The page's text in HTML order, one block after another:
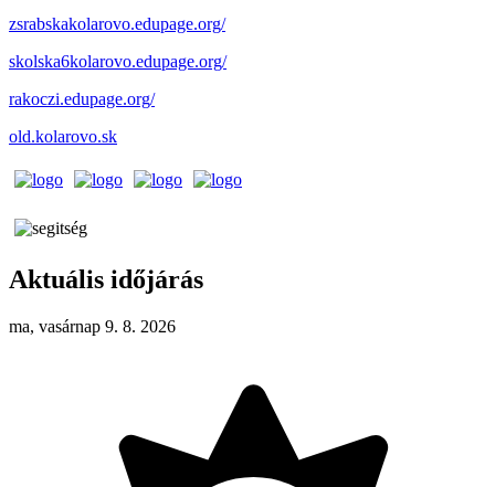
zsrabskakolarovo.edupage.org/
skolska6kolarovo.edupage.org/
rakoczi.edupage.org/
old.kolarovo.sk
Aktuális időjárás
ma, vasárnap 9. 8. 2026